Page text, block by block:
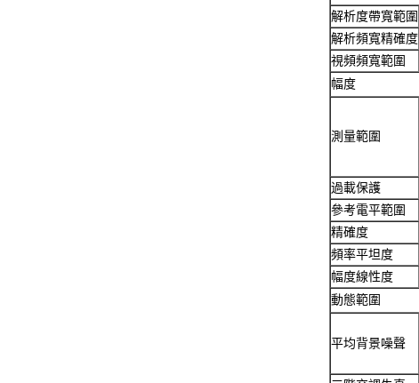
解析度帶寬範圍
解析頻寬精確度
視頻頻寬範圍
幅度
測量範圍
過載保護
參考電平範圍
精確度
頻率平坦度
幅度線性度
動態範圍
平均背景噪聲